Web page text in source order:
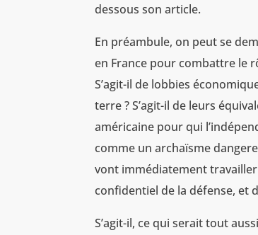
dessous son article.
En préambule, on peut se
en France pour combattre le
S’agit-il de lobbies
terre ? S’agit-il de leurs
américaine pour qui
comme un archaïsme
vont immédiatement
confidentiel de la défense, et
S’agit-il, ce qui serait tout